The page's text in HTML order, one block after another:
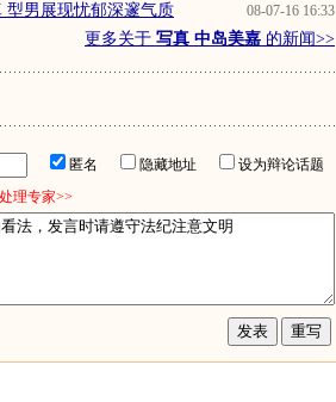
08-07-16 16:33
型男展现忧郁深邃气质
更多关于 写真 中岛美嘉 的新闻>>
匿名 隐藏地址
设为辩论话题
理专家>>